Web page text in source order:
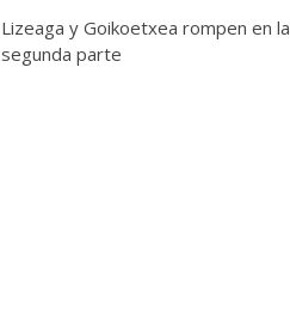
Lizeaga y Goikoetxea rompen en la
segunda parte